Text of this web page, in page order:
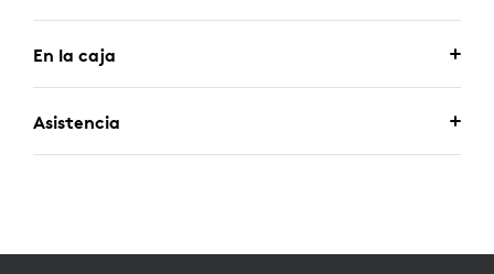
En la caja
Asistencia